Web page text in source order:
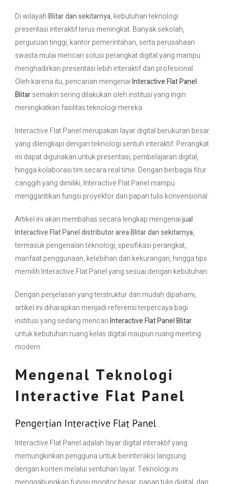
Di wilayahBlitar dan sekitarnya, kebutuhan teknologi
presentasi interaktif terus meningkat. Banyak sekolah,
perguruan tinggi, kantor pemerintahan, serta perusahaan
swasta mulai mencari solusi perangkat digital yang mampu
menghadirkan presentasi lebih interaktif dan profesional.
Oleh karena itu, pencarian mengenaiInteractive Flat Panel
Blitarsemakin sering dilakukan oleh institusi yang ingin
meningkatkan fasilitas teknologi mereka.
Interactive Flat Panel merupakan layar digital berukuran besar
yang dilengkapi dengan teknologi sentuh interaktif. Perangkat
ini dapat digunakan untuk presentasi, pembelajaran digital,
hingga kolaborasi tim secara real time. Dengan berbagai fitur
canggih yang dimiliki, Interactive Flat Panel mampu
menggantikan fungsi proyektor dan papan tulis konvensional.
Artikel ini akan membahas secara lengkap mengenaijual
Interactive Flat Panel distributor area Blitar dan sekitarnya,
termasuk pengenalan teknologi, spesifikasi perangkat,
manfaat penggunaan, kelebihan dan kekurangan, hingga tips
memilih Interactive Flat Panel yang sesuai dengan kebutuhan.
Dengan penjelasan yang terstruktur dan mudah dipahami,
artikel ini diharapkan menjadi referensi terpercaya bagi
institusi yang sedang mencariInteractive Flat Panel Blitar
untuk kebutuhan ruang kelas digital maupun ruang meeting
modern.
Mengenal Teknologi
Interactive Flat Panel
Pengertian Interactive Flat Panel
Interactive Flat Panel adalah layar digital interaktif yang
memungkinkan pengguna untuk berinteraksi langsung
dengan konten melalui sentuhan layar. Teknologi ini